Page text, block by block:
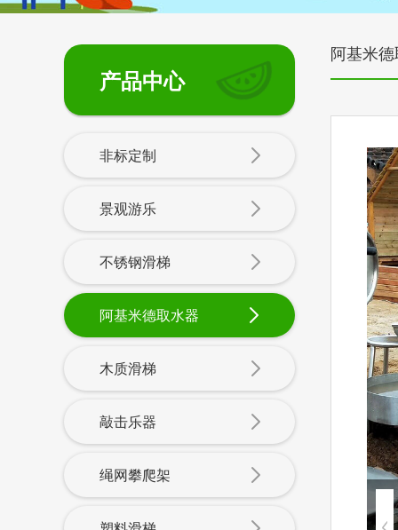
产品中心
非标定制
景观游乐
不锈钢滑梯
阿基米德取水器
木质滑梯
敲击乐器
绳网攀爬架
阿基米